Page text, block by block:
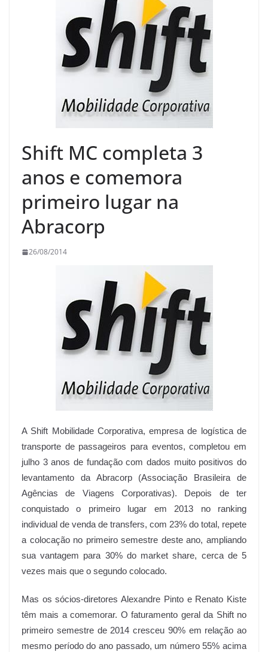
Shift MC completa 3
anos e comemora
primeiro lugar na
Abracorp
26/08/2014
A Shift Mobilidade Corporativa, empresa de logística de
transporte de passageiros para eventos, completou em
julho 3 anos de fundação com dados muito positivos do
levantamento da Abracorp (Associação Brasileira de
Agências de Viagens Corporativas). Depois de ter
conquistado o primeiro lugar em 2013 no ranking
individual de venda de transfers, com 23% do total, repete
a colocação no primeiro semestre deste ano, ampliando
sua vantagem para 30% do market share, cerca de 5
vezes mais que o segundo colocado.
Mas os sócios-diretores Alexandre Pinto e Renato Kiste
têm mais a comemorar. O faturamento geral da Shift no
primeiro semestre de 2014 cresceu 90% em relação ao
mesmo período do ano passado, um número 55% acima